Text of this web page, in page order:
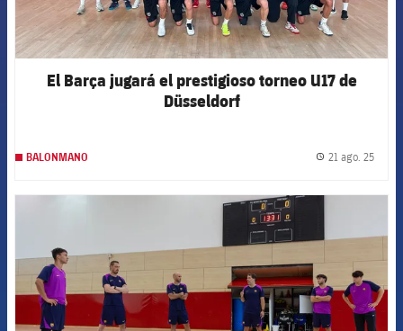
El Barça jugará el prestigioso torneo U17 de
Düsseldorf
BALONMANO 21 ago. 25
FCB Barcelona badge